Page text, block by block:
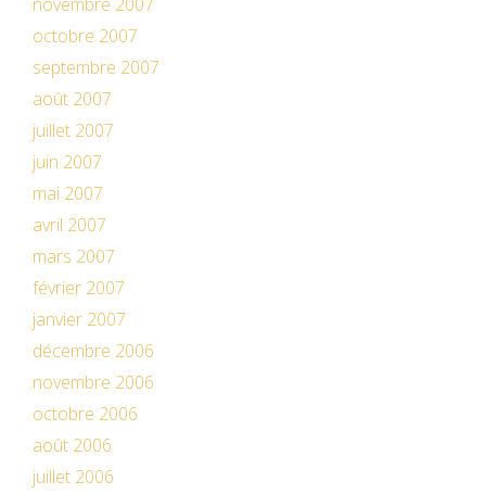
octobre 2007
septembre 2007
août 2007
juillet 2007
juin 2007
mai 2007
avril 2007
mars 2007
février 2007
janvier 2007
décembre 2006
novembre 2006
octobre 2006
août 2006
juillet 2006